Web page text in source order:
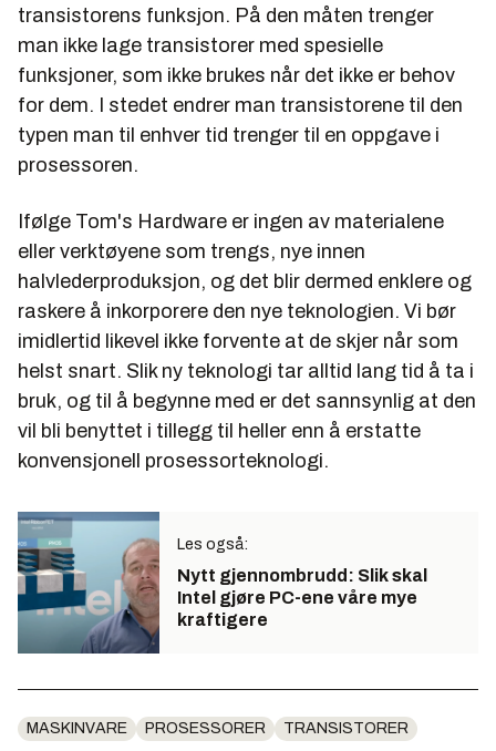
transistorens funksjon. På den måten trenger
man ikke lage transistorer med spesielle
funksjoner, som ikke brukes når det ikke er behov
for dem. I stedet endrer man transistorene til den
typen man til enhver tid trenger til en oppgave i
prosessoren.
Ifølge Tom's Hardware er ingen av materialene
eller verktøyene som trengs, nye innen
halvlederproduksjon, og det blir dermed enklere og
raskere å inkorporere den nye teknologien. Vi bør
imidlertid likevel ikke forvente at de skjer når som
helst snart. Slik ny teknologi tar alltid lang tid å ta i
bruk, og til å begynne med er det sannsynlig at den
vil bli benyttet i tillegg til heller enn å erstatte
konvensjonell prosessorteknologi.
Les også:
Nytt gjennombrudd: Slik skal
Intel gjøre PC-ene våre mye
kraftigere
MASKINVARE PROSESSORER TRANSISTORER